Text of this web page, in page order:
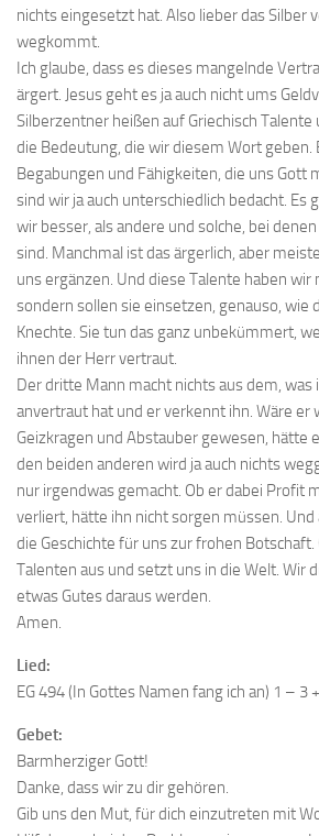
nichts eingesetzt hat. Also lieber das Silber
wegkommt.
Ich glaube, dass es dieses mangelnde
ärgert. Jesus geht es ja auch nicht ums
Silberzentner heißen auf Griechisch
die Bedeutung, die wir diesem Wort geben.
Begabungen und Fähigkeiten, die uns Gott
sind wir ja auch unterschiedlich bedacht. Es
wir besser, als andere und solche, bei
sind. Manchmal ist das ärgerlich, aber
uns ergänzen. Und diese Talente haben wir
sondern sollen sie einsetzen, genauso, wie
Knechte. Sie tun das ganz unbekümmert,
ihnen der Herr vertraut.
Der dritte Mann macht nichts aus dem, was
anvertraut hat und er verkennt ihn. Wäre er
Geizkragen und Abstauber gewesen, hätte
den beiden anderen wird ja auch nichts
nur irgendwas gemacht. Ob er dabei Profit
verliert, hätte ihn nicht sorgen müssen.
die Geschichte für uns zur frohen
Talenten aus und setzt uns in die Welt. Wir
etwas Gutes daraus werden.
Amen.
Lied:
EG 494 (In Gottes Namen fang ich an) 1 – 3
Gebet:
Barmherziger Gott!
Danke, dass wir zu dir gehören.
Gib uns den Mut, für dich einzutreten mit